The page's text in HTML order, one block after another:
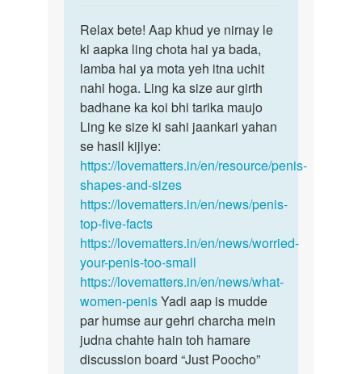
to
mera
land
chota
or
patla
by
kishor
Relax
bete!
Aap
khud
ye
Relax bete! Aap khud ye nirnay le
ki aapka ling chota hai ya bada,
lamba hai ya mota yeh itna uchit
nahi hoga. Ling ka size aur girth
badhane ka koi bhi tarika maujo
Ling ke size ki sahi jaankari yahan
se hasil kijiye:
https://lovematters.in/en/resource/penis-
shapes-and-sizes
https://lovematters.in/en/news/penis-
top-five-facts
https://lovematters.in/en/news/worried-
your-penis-too-small
https://lovematters.in/en/news/what-
women-penisYadi aap is mudde
par humse aur gehri charcha mein
judna chahte hain toh hamare
discussion board “Just Poocho”